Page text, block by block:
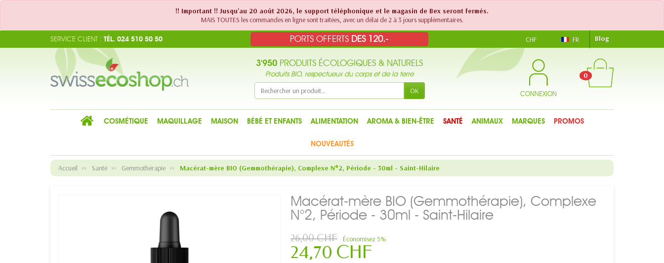
!! Important !! Jusqu'au 20 août 2026, le support téléphonique et le magasin de Bex seront fermés.
MAIS TOUTES les commandes en ligne sont traitées, avec un délai de 2 à 3 jours supplémentaires.
PORTS OFFERTS DES 120.-
SERVICE CLIENT : TÉL. 024 510 50 50 CHF FR Blog
3'950 PRODUITS ÉCOLOGIQUES & NATURELS
Produits BIO, respectueux du corps et de la terre
OK CONNEXION
0
COSMÉTIQUE MAQUILLAGE MAISON BÉBÉ ET ENFANTS ALIMENTATION AROMA & BIEN-ÊTRE SANTÉ ANIMAUX MARQUES PROMOS
NOUVEAUTÉS
Accueil Santé Gemmothérapie Macérat-mère BIO (Gemmothérapie), Complexe N°2, Période - 30ml - Saint-Hilaire
Macérat-mère BIO (Gemmothérapie), Complexe
N°2, Période - 30ml - Saint-Hilaire
26,00 CHF Économisez 5%
24,70 CHF